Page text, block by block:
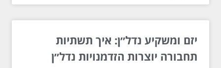
יזם ומשקיע נדל״ן: איך תשתיות
תחבורה יוצרות הזדמנויות נדל״ן